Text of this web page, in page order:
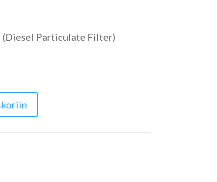
(Diesel Particulate Filter)